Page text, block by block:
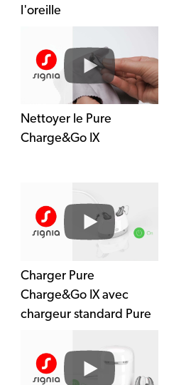
l'oreille
Nettoyer le Pure
Charge&Go IX
Charger Pure
Charge&Go IX avec
chargeur standard Pure